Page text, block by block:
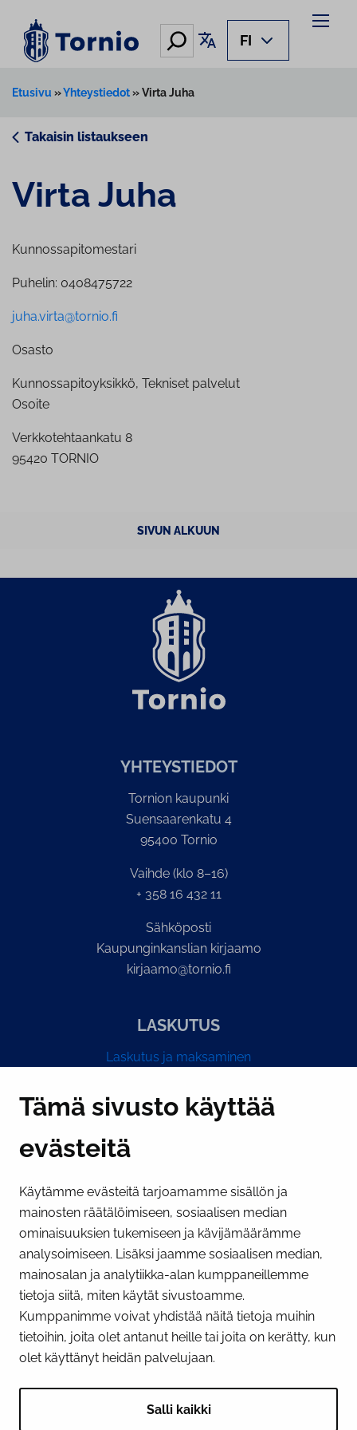
Tämä sivusto käyttää
evästeitä
Käytämme evästeitä tarjoamamme sisällön ja
mainosten räätälöimiseen, sosiaalisen median
ominaisuuksien tukemiseen ja kävijämäärämme
analysoimiseen. Lisäksi jaamme sosiaalisen median,
mainosalan ja analytiikka-alan kumppaneillemme
tietoja siitä, miten käytät sivustoamme.
Kumppanimme voivat yhdistää näitä tietoja muihin
tietoihin, joita olet antanut heille tai joita on kerätty, kun
olet käyttänyt heidän palvelujaan.
Salli kaikki
sisältöön
Hae Käännä sivu
FI
Etusivu »Yhteystiedot»Virta Juha
Takaisin listaukseen
Virta Juha
Kunnossapitomestari
Puhelin: 0408475722
juha.virta@tornio.fi
Osasto
Kunnossapitoyksikkö, Tekniset palvelut
Osoite
Verkkotehtaankatu 8
95420 TORNIO
SIVUN ALKUUN
YH­TEYS­TIE­DOT
Tornion kaupunki
Suensaarenkatu 4
95400 Tornio
Vaihde (klo 8–16)
+ 358 16 432 11
Sähköposti
Kaupunginkanslian kirjaamo
kirjaamo@tornio.fi
LASKUTUS
Laskutus ja maksaminen
PI­KA­LINK­KE­JÄ
Näytä evästeasetukseni
SOSIAALINEN MEDIA
Facebook InstagramYouTube